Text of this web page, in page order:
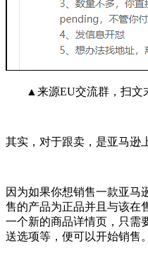
▲来源EU交流群，扫文
其实，对于跟卖，是亚马逊
因为如果你想销售一款亚马
售的产品为正品并且与该在
一个新的商品详情页，只需
送选项等，便可以开始销售。